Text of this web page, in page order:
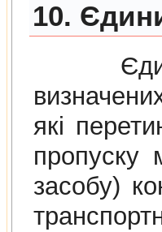
10.
Єдиний
якi
пропуску
засобу)